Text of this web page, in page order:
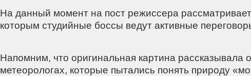
На данный момент на пост режиссера
которым студийные боссы ведут активные
Напомним, что оригинальная картина рассказывала
метеорологах, которые пытались понять природу